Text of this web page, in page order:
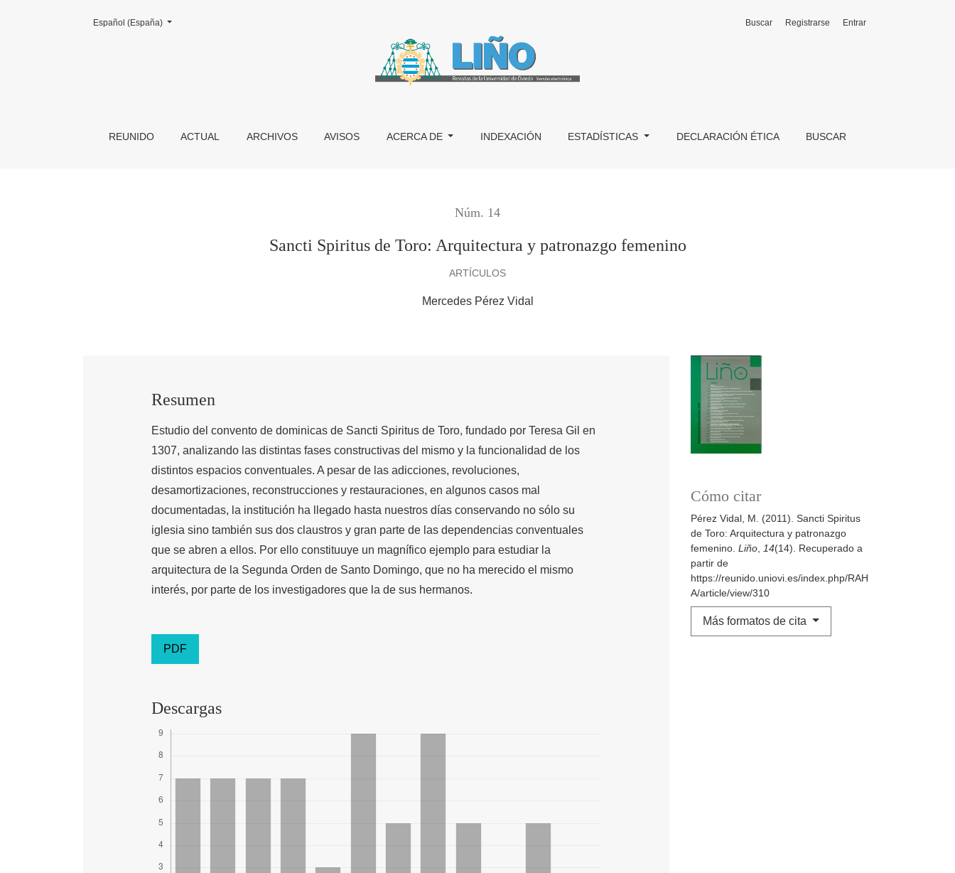
Sancti Spiritus de Toro: Arquitectura y patronazgo femenino
REUNIDO ACTUAL ARCHIVOS AVISOS ACERCA DE INDEXACIÓN ESTADÍSTICAS DECLARACIÓN ÉTICA BUSCAR
Buscar Registrarse Entrar
Cambiar el idioma. El actual es:
Español (España)
Núm. 14
Sancti Spiritus de Toro: Arquitectura y patronazgo femenino
ARTÍCULOS
Mercedes Pérez Vidal
Cómo citar
Pérez Vidal, M. (2011). Sancti Spiritus
de Toro: Arquitectura y patronazgo
femenino. Liño 14(14). Recuperado a
partir de
https://reunido.uniovi.es/index.php/RAH
A/article/view/310
Más formatos de cita
Resumen
Estudio del convento de dominicas de Sancti Spiritus de Toro, fundado por Teresa Gil en
1307, analizando las distintas fases constructivas del mismo y la funcionalidad de los
distintos espacios conventuales. A pesar de las adicciones, revoluciones,
desamortizaciones, reconstrucciones y restauraciones, en algunos casos mal
documentadas, la institución ha llegado hasta nuestros días conservando no sólo su
iglesia sino también sus dos claustros y gran parte de las dependencias conventuales
que se abren a ellos. Por ello constituuye un magnífico ejemplo para estudiar la
arquitectura de la Segunda Orden de Santo Domingo, que no ha merecido el mismo
interés, por parte de los investigadores que la de sus hermanos.
PDF
Descargas